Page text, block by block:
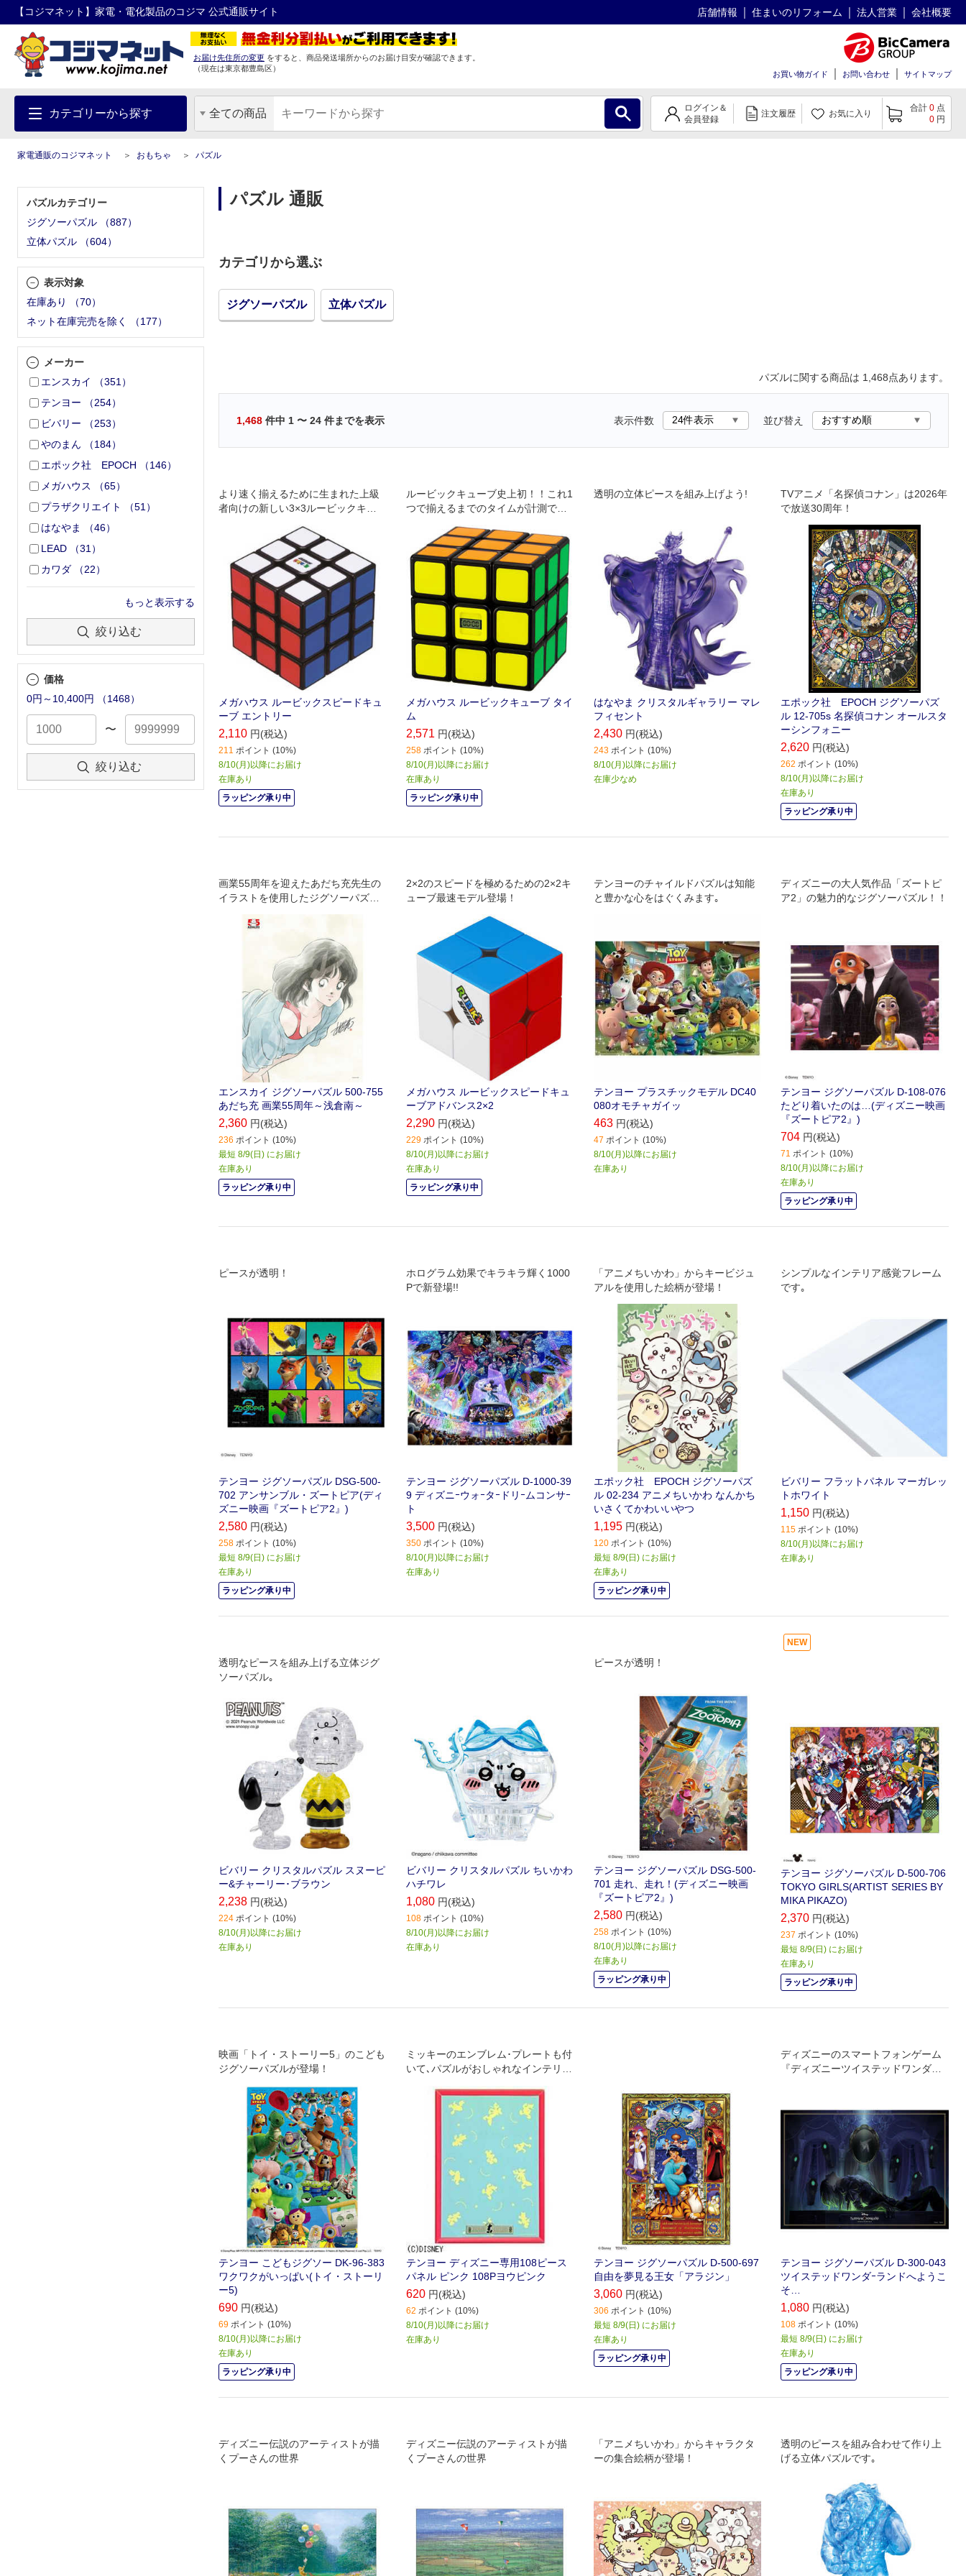
【コジマネット】家電・電化製品のコジマ 公式通販サイト 店舗情報 住まいのリフォーム 法人営業 会社概要
お届け先住所の変更 をすると、商品発送場所からのお届け目安が確認できます。
（現在は東京都豊島区）
お買い物ガイド お問い合わせ サイトマップ
カテゴリーから探す 全ての商品
ログイン＆
会員登録
注文履歴 お気に入り
合計 0 点
0 円
家電通販のコジマネット おもちゃ パズル
パズルカテゴリー
ジグソーパズル
（887）
立体パズル
（604）
表示対象
在庫あり
（70）
ネット在庫完売を除く
（177）
メーカー
エンスカイ
（351 ）
テンヨー
（254）
ビバリー
（253）
やのまん
（184）
エポック社 EPOCH
（146）
メガハウス
（65）
プラザクリエイト
（51 ）
はなやま
（46）
LEAD
（31 ）
カワダ
（22）
もっと表示する
絞り込む
価格
0円～10,400円
（1468）
〜
絞り込む
パズル 通販
カテゴリから選ぶ
ジグソーパズル 立体パズル
パズルに関する商品は 1,468点あります。
1,468 件中 1 〜 24 件までを表示 表示件数 並び替え
より速く揃えるために生まれた上級
者向けの新しい3×3ルービックキュ
メガハウス ルービックスピードキュ
ーブ エントリー
2,110 円(税込)
211 ポイント (10%)
8/10(月)以降にお届け
在庫あり
ラッピング承り中
ルービックキューブ史上初！！これ1
つで揃えるまでのタイムが計測でき
ビックキューブ！
メガハウス ルービックキューブ タイ
ム
2,571 円(税込)
258 ポイント (10%)
8/10(月)以降にお届け
在庫あり
ラッピング承り中
透明の立体ピースを組み上げよう!
はなやま クリスタルギャラリー マレ
フィセント
2,430 円(税込)
243 ポイント (10%)
8/10(月)以降にお届け
在庫少なめ
TVアニメ「名探偵コナン」は2026年
で放送30周年！
エポック社 EPOCH ジグソーパズ
ル 12-705s 名探偵コナン オールスタ
ーシンフォニー
2,620 円(税込)
262 ポイント (10%)
8/10(月)以降にお届け
在庫あり
ラッピング承り中
画業55周年を迎えたあだち充先生の
イラストを使用したジグソーパズル
エンスカイ ジグソーパズル 500-755
あだち充 画業55周年～浅倉南～
2,360 円(税込)
236 ポイント (10%)
最短 8/9(日) にお届け
在庫あり
ラッピング承り中
2×2のスピードを極めるための2×2キ
ューブ最速モデル登場！
メガハウス ルービックスピードキュ
ーブアドバンス2×2
2,290 円(税込)
229 ポイント (10%)
8/10(月)以降にお届け
在庫あり
ラッピング承り中
テンヨーのチャイルドパズルは知能
と豊かな心をはぐくみます｡
テンヨー プラスチックモデル DC40
080オモチャガイッ
463 円(税込)
47 ポイント (10%)
8/10(月)以降にお届け
在庫あり
ディズニーの大人気作品「ズートピ
ア2」の魅力的なジグソーパズル！！
テンヨー ジグソーパズル D-108-076
たどり着いたのは…(ディズニー映画
『ズートピア2』)
704 円(税込)
71 ポイント (10%)
8/10(月)以降にお届け
在庫あり
ラッピング承り中
ピースが透明！
テンヨー ジグソーパズル DSG-500-
702 アンサンブル・ズートピア(ディ
ズニー映画『ズートピア2』)
2,580 円(税込)
258 ポイント (10%)
最短 8/9(日) にお届け
在庫あり
ラッピング承り中
ホログラム効果でキラキラ輝く1000
Pで新登場!!
テンヨー ジグソーパズル D-1000-39
9 ディズニｰウォｰタｰドリｰムコンサｰ
ト
3,500 円(税込)
350 ポイント (10%)
8/10(月)以降にお届け
在庫あり
「アニメちいかわ」からキービジュ
アルを使用した絵柄が登場！
エポック社 EPOCH ジグソーパズ
ル 02-234 アニメちいかわ なんかち
いさくてかわいいやつ
1,195 円(税込)
120 ポイント (10%)
最短 8/9(日) にお届け
在庫あり
ラッピング承り中
シンプルなインテリア感覚フレーム
です｡
ビバリー フラットパネル マーガレッ
トホワイト
1,150 円(税込)
115 ポイント (10%)
8/10(月)以降にお届け
在庫あり
透明なピースを組み上げる立体ジグ
ソーパズル｡
ビバリー クリスタルパズル スヌーピ
ー&チャーリー･ブラウン
2,238 円(税込)
224 ポイント (10%)
8/10(月)以降にお届け
在庫あり
ビバリー クリスタルパズル ちいかわ
ハチワレ
1,080 円(税込)
108 ポイント (10%)
8/10(月)以降にお届け
在庫あり
ピースが透明！
テンヨー ジグソーパズル DSG-500-
701 走れ、走れ！(ディズニー映画
『ズートピア2』)
2,580 円(税込)
258 ポイント (10%)
8/10(月)以降にお届け
在庫あり
ラッピング承り中
NEW
テンヨー ジグソーパズル D-500-706
TOKYO GIRLS(ARTIST SERIES BY
MIKA PIKAZO)
2,370 円(税込)
237 ポイント (10%)
最短 8/9(日) にお届け
在庫あり
ラッピング承り中
映画「トイ・ストーリー5」のこども
ジグソーパズルが登場！
テンヨー こどもジグソー DK-96-383
ワクワクがいっぱい(トイ・ストーリ
ー5)
690 円(税込)
69 ポイント (10%)
8/10(月)以降にお届け
在庫あり
ラッピング承り中
ミッキーのエンブレム･プレートも付
いて､パズルがおしゃれなインテリア
テンヨー ディズニー専用108ピース
パネル ピンク 108Pヨウピンク
620 円(税込)
62 ポイント (10%)
8/10(月)以降にお届け
在庫あり
テンヨー ジグソーパズル D-500-697
自由を夢見る王女「アラジン」
3,060 円(税込)
306 ポイント (10%)
最短 8/9(日) にお届け
在庫あり
ラッピング承り中
ディズニーのスマートフォンゲーム
『ディズニーツイステッドワンダー
テンヨー ジグソーパズル D-300-043
ツイステッドワンダｰランドへようこ
そ…
1,080 円(税込)
108 ポイント (10%)
最短 8/9(日) にお届け
在庫あり
ラッピング承り中
ディズニー伝説のアーティストが描
くプーさんの世界
ディズニー伝説のアーティストが描
くプーさんの世界
「アニメちいかわ」からキャラクタ
ーの集合絵柄が登場！
透明のピースを組み合わせて作り上
げる立体パズルです｡